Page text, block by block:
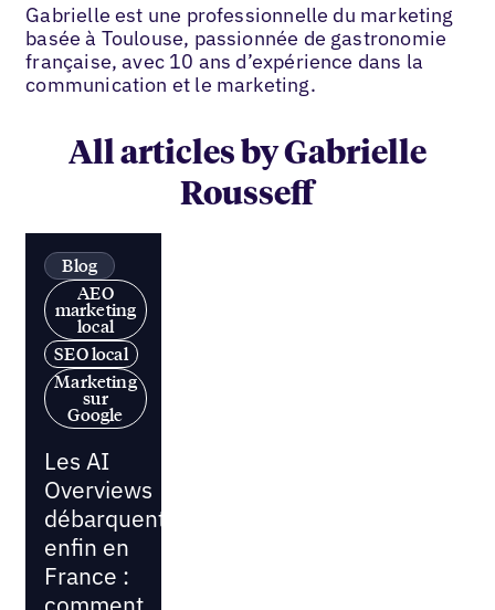
Gabrielle est une professionnelle du marketing
basée à Toulouse, passionnée de gastronomie
française, avec 10 ans d’expérience dans la
communication et le marketing.
All articles by Gabrielle
Rousseff
Blog
AEO
marketing
local
SEO local
Marketing
sur
Google
Les AI
Overviews
débarquent
enfin en
France :